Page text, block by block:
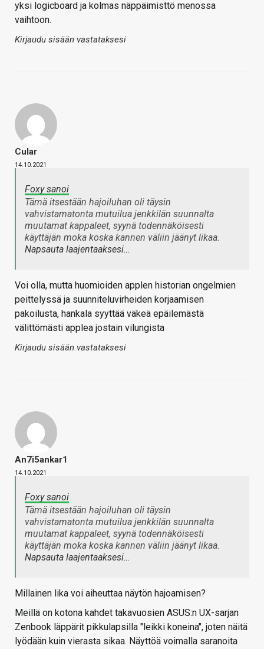
yksi logicboard ja kolmas näppäimisttö menossa
vaihtoon.
Kirjaudu sisään vastataksesi
Cular
14.10.2021
Foxy sanoi
Tämä itsestään hajoiluhan oli täysin
vahvistamatonta mutuilua jenkkilän suunnalta
muutamat kappaleet, syynä todennäköisesti
käyttäjän moka koska kannen väliin jäänyt likaa.
Napsauta laajentaaksesi…
Voi olla, mutta huomioiden applen historian ongelmien
peittelyssä ja suunniteluvirheiden korjaamisen
pakoilusta, hankala syyttää väkeä epäilemästä
välittömästi applea jostain vilungista
Kirjaudu sisään vastataksesi
An7i5ankar1
14.10.2021
Foxy sanoi
Tämä itsestään hajoiluhan oli täysin
vahvistamatonta mutuilua jenkkilän suunnalta
muutamat kappaleet, syynä todennäköisesti
käyttäjän moka koska kannen väliin jäänyt likaa.
Napsauta laajentaaksesi…
Millainen lika voi aiheuttaa näytön hajoamisen?
Meillä on kotona kahdet takavuosien ASUS:n UX-sarjan
Zenbook läppärit pikkulapsilla "leikki koneina", joten näitä
lyödään kuin vierasta sikaa. Näyttöä voimalla saranoita